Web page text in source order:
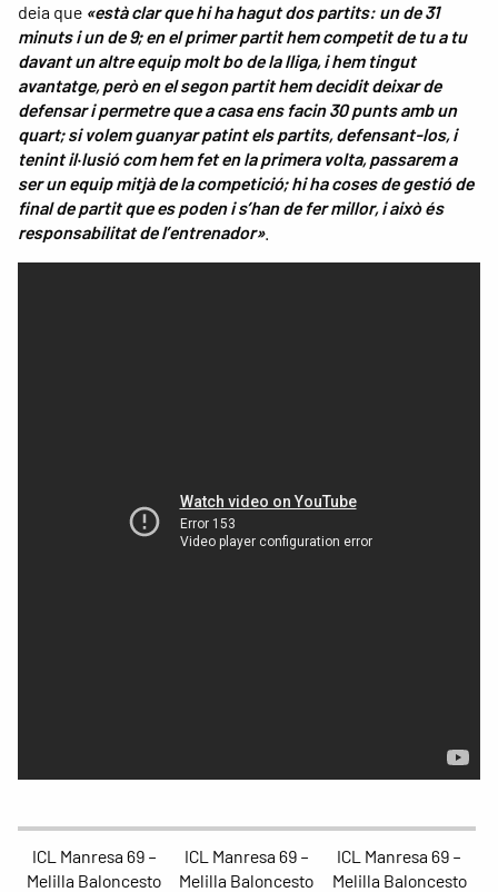
deia que «està clar que hi ha hagut dos partits: un de 31
minuts i un de 9; en el primer partit hem competit de tu a tu
davant un altre equip molt bo de la lliga, i hem tingut
avantatge, però en el segon partit hem decidit deixar de
defensar i permetre que a casa ens facin 30 punts amb un
quart; si volem guanyar patint els partits, defensant-los, i
tenint il·lusió com hem fet en la primera volta, passarem a
ser un equip mitjà de la competició; hi ha coses de gestió de
final de partit que es poden i s’han de fer millor, i això és
responsabilitat de l’entrenador».
ICL Manresa 69 –
Melilla Baloncesto
ICL Manresa 69 –
Melilla Baloncesto
ICL Manresa 69 –
Melilla Baloncesto